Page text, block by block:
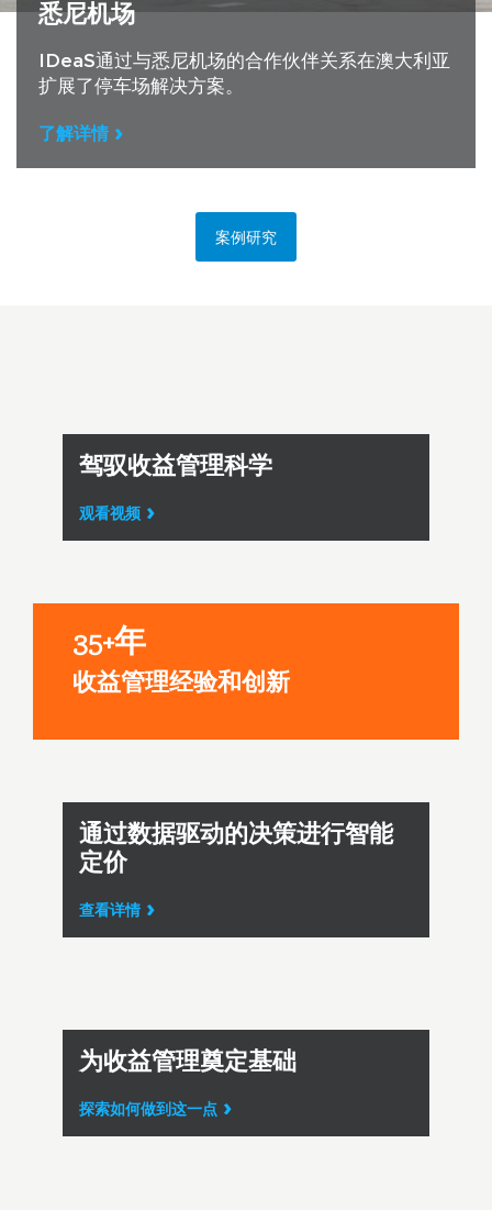
悉尼机场
IDeaS通过与悉尼机场的合作伙伴关系在澳大利亚
扩展了停车场解决方案。
了解详情
案例研究
驾驭收益管理科学
观看视频
35+年
收益管理经验和创新
通过数据驱动的决策进行智能
定价
查看详情
为收益管理奠定基础
探索如何做到这一点